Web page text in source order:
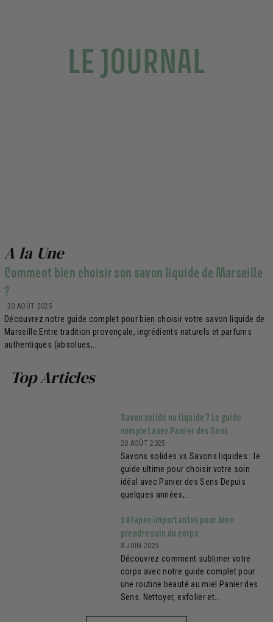
LE JOURNAL
A la Une
Comment bien choisir son savon liquide de Marseille
?
20 AOÛT 2025
Découvrez notre guide complet pour bien choisir votre savon liquide de
Marseille.Entre tradition provençale, ingrédients naturels et parfums
authentiques (absolues,...
Top Articles
Savon solide ou liquide ? Le guide
complet avec Panier des Sens
20 AOÛT 2025
Savons solides vs Savons liquides : le
guide ultime pour choisir votre soin
idéal avec Panier des Sens Depuis
quelques années,...
3 étapes importantes pour bien
prendre soin du corps
8 JUIN 2025
Découvrez comment sublimer votre
corps avec notre guide complet pour
une routine beauté au miel Panier des
Sens. Nettoyer, exfolier et...